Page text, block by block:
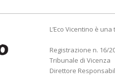
L’Eco Vicentino è
Registrazione n. 16/
Tribunale di Vicenza
Direttore